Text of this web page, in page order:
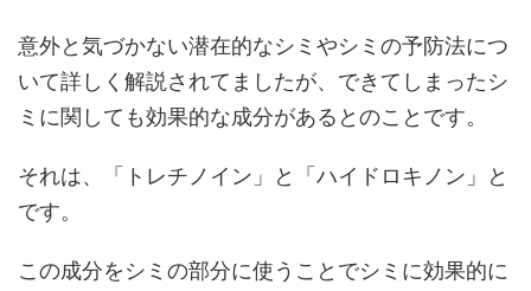
意外と気づかない潜在的なシミやシミの予防法につ
いて詳しく解説されてましたが、できてしまったシ
ミに関しても効果的な成分があるとのことです。
それは、「トレチノイン」と「ハイドロキノン」と
です。
この成分をシミの部分に使うことでシミに効果的に